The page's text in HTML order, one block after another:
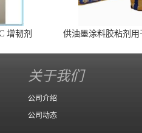
增韧剂
供油墨涂料胶粘剂
关于我们
公司介绍
公司动态